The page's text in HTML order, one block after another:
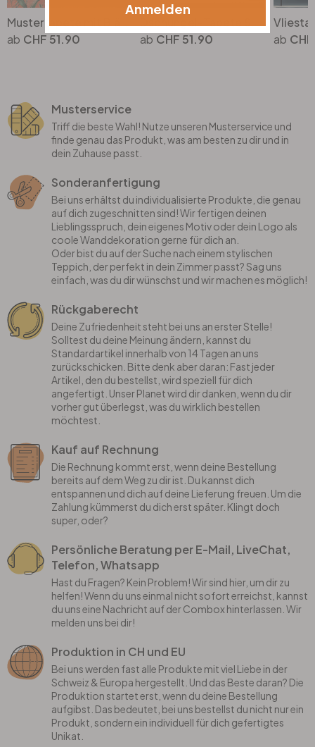
CHF 51.90
CHF 51.90
Musterservice
Triff die beste Wahl! Nutze unseren Musterservice und
finde genau das Produkt, was am besten zu dir und in
dein Zuhause passt.
Sonderanfertigung
Bei uns erhältst du individualisierte Produkte, die genau
auf dich zugeschnitten sind! Wir fertigen deinen
Lieblingsspruch, dein eigenes Motiv oder dein Logo als
coole Wanddekoration gerne für dich an.
Oder bist du auf der Suche nach einem stylischen
Teppich, der perfekt in dein Zimmer passt? Sag uns
einfach, was du dir wünschst und wir machen es möglich!
Rückgaberecht
Deine Zufriedenheit steht bei uns an erster Stelle!
Solltest du deine Meinung ändern, kannst du
Standardartikel innerhalb von 14 Tagen an uns
zurückschicken. Bitte denk aber daran: Fast jeder
Artikel, den du bestellst, wird speziell für dich
angefertigt. Unser Planet wird dir danken, wenn du dir
vorher gut überlegst, was du wirklich bestellen
möchtest.
Kauf auf Rechnung
Die Rechnung kommt erst, wenn deine Bestellung
bereits auf dem Weg zu dir ist. Du kannst dich
entspannen und dich auf deine Lieferung freuen. Um die
Zahlung kümmerst du dich erst später. Klingt doch
super, oder?
Persönliche Beratung per E-Mail, LiveChat,
Telefon, Whatsapp
Hast du Fragen? Kein Problem! Wir sind hier, um dir zu
helfen! Wenn du uns einmal nicht sofort erreichst, kannst
du uns eine Nachricht auf der Combox hinterlassen. Wir
melden uns bei dir!
Produktion in CH und EU
Bei uns werden fast alle Produkte mit viel Liebe in der
Schweiz & Europa hergestellt. Und das Beste daran? Die
Produktion startet erst, wenn du deine Bestellung
aufgibst. Das bedeutet, bei uns bestellst du nicht nur ein
Produkt, sondern ein individuell für dich gefertigtes
Unikat.
Anmelden